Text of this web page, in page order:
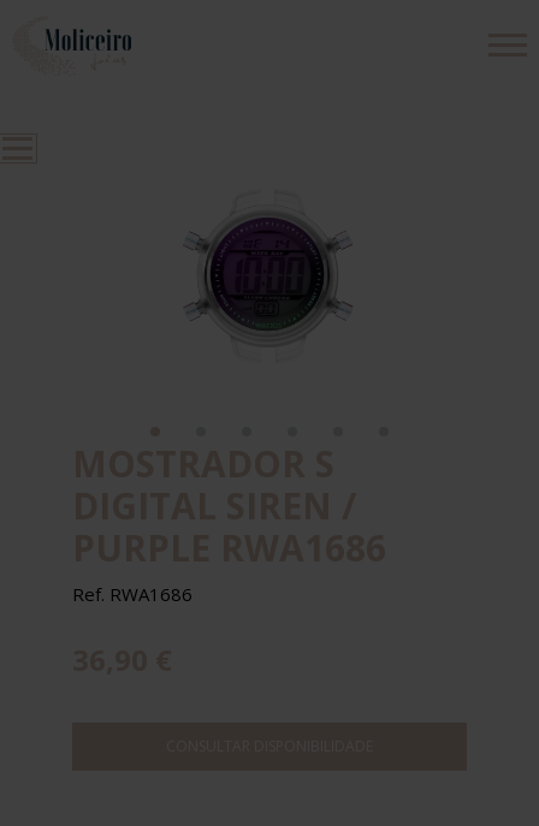
CONTACTOS
Ref. RWA1686